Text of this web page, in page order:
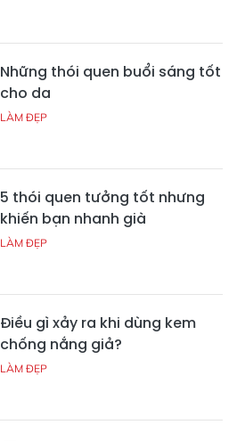
Những thói quen buổi sáng tốt
cho da
LÀM ĐẸP
5 thói quen tưởng tốt nhưng
khiến bạn nhanh già
LÀM ĐẸP
Điều gì xảy ra khi dùng kem
chống nắng giả?
LÀM ĐẸP